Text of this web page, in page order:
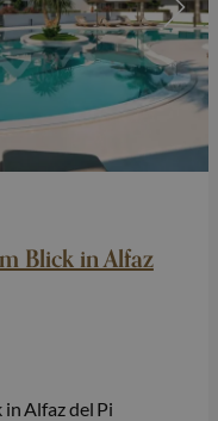
Blick in Alfaz
Alfaz del Pi